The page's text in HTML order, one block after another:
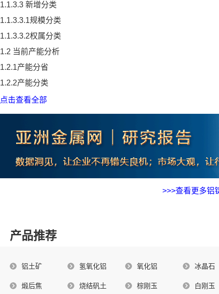
1.1.3.3 新增分类
1.1.3.3.1规模分类
1.1.3.3.2权属分类
1.2 当前产能分析
1.2.1产能分省
1.2.2产能分类
1.2.2.1 规模分类
1.2.2.2 权属分类
1.3 末来产能展望
1.3.1 当前规划产能
1.3.2 未来产能展望
1.3.2.1 分年展望
1.3.2.3分类展望
1.3.2.3.2 权属展望
2生产产量分析
点击查看全部
>>>查看更多铝
产品推荐
铝土矿 氢氧化铝 氧化铝 冰晶石
煅后焦 烧结矾土 棕刚玉 白刚玉